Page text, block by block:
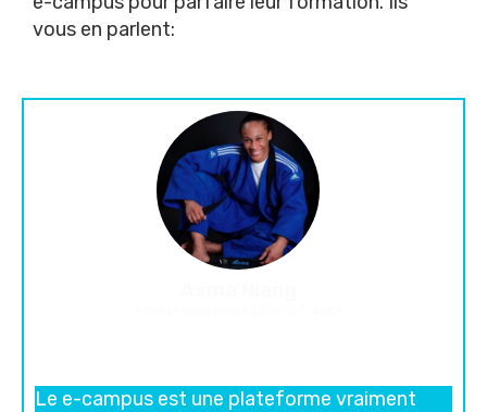
vous en parlent:
Le e-campus est une plateforme vraiment